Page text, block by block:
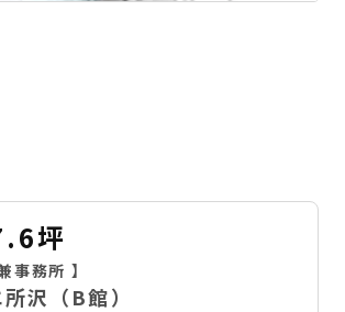
坪
事務所 】
沢（B館）